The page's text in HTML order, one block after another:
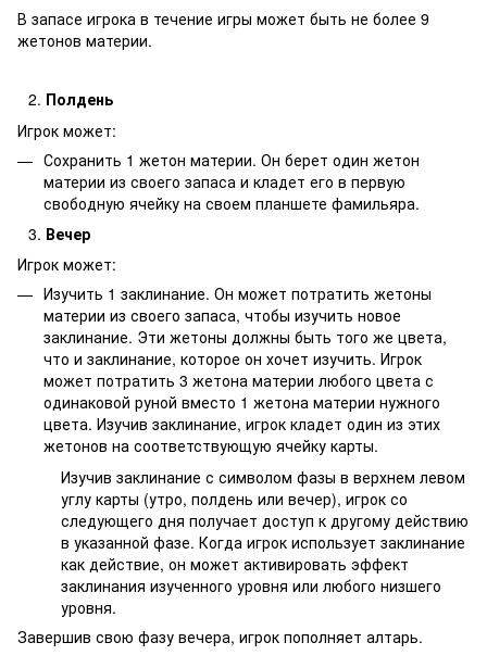
В запасе игрока в течение игры может быть не более 9
жетонов материи.
Полдень
Игрок может:
Сохранить 1 жетон материи. Он берет один жетон
материи из своего запаса и кладет его в первую
свободную ячейку на своем планшете фамильяра.
Вечер
Игрок может:
Изучить 1 заклинание. Он может потратить жетоны
материи из своего запаса, чтобы изучить новое
заклинание. Эти жетоны должны быть того же цвета,
что и заклинание, которое он хочет изучить. Игрок
может потратить 3 жетона материи любого цвета с
одинаковой руной вместо 1 жетона материи нужного
цвета. Изучив заклинание, игрок кладет один из этих
жетонов на соответствующую ячейку карты.
Изучив заклинание с символом фазы в верхнем левом
углу карты (утро, полдень или вечер), игрок со
следующего дня получает доступ к другому действию
в указанной фазе. Когда игрок использует заклинание
как действие, он может активировать эффект
заклинания изученного уровня или любого низшего
уровня.
Завершив свою фазу вечера, игрок пополняет алтарь.